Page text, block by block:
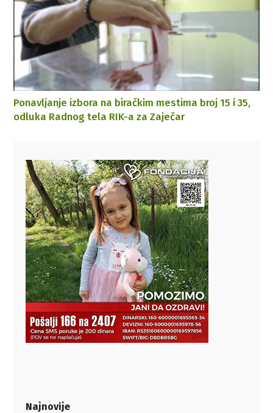
Ponavljanje izbora na biračkim mestima broj 15 i 35,
odluka Radnog tela RIK-a za Zaječar
Najnovije